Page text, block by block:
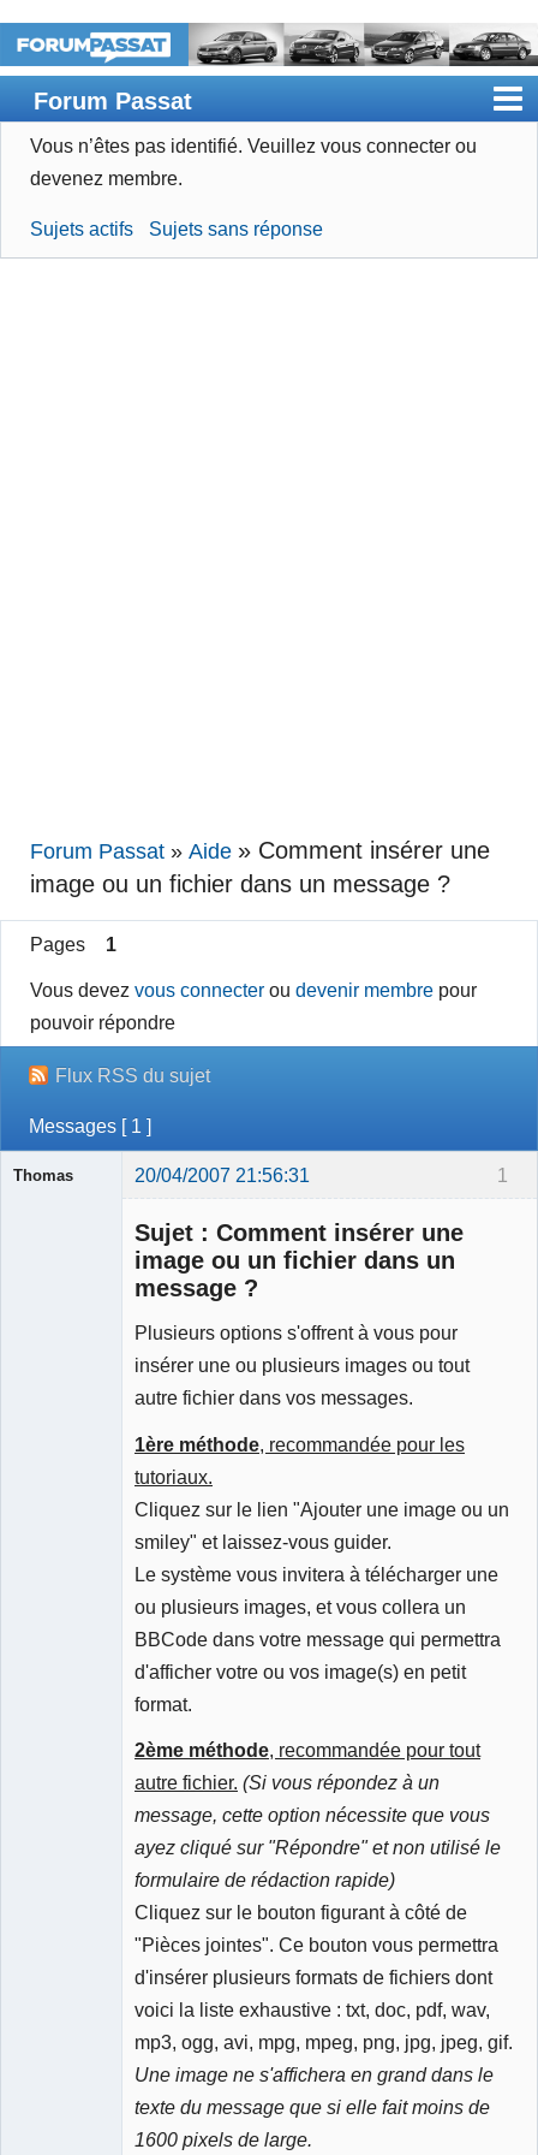
Forum Passat
Accueil
Devenir membre
Vous n’êtes pas identifié. Veuillez vous connecter ou
devenez membre.
Sujets actifs Sujets sans réponse
Forum Passat »Aide » Comment insérer une
image ou un fichier dans un message ?
Pages 1
Vous devezvous connecter oudevenir membre pour
pouvoir répondre
Flux RSS du sujet
Messages [ 1 ]
1
Thomas 20/04/2007 21:56:31
Sujet : Comment insérer une
image ou un fichier dans un
message ?
Plusieurs options s'offrent à vous pour
insérer une ou plusieurs images ou tout
autre fichier dans vos messages.
1ère méthode, recommandée pour les
tutoriaux.
Cliquez sur le lien "Ajouter une image ou un
smiley" et laissez-vous guider.
Le système vous invitera à télécharger une
ou plusieurs images, et vous collera un
BBCode dans votre message qui permettra
d'afficher votre ou vos image(s) en petit
format.
2ème méthode, recommandée pour tout
autre fichier. (Si vous répondez à un
message, cette option nécessite que vous
ayez cliqué sur "Répondre" et non utilisé le
formulaire de rédaction rapide)
Cliquez sur le bouton figurant à côté de
"Pièces jointes". Ce bouton vous permettra
d'insérer plusieurs formats de fichiers dont
voici la liste exhaustive : txt, doc, pdf, wav,
mp3, ogg, avi, mpg, mpeg, png, jpg, jpeg, gif.
Une image ne s'affichera en grand dans le
texte du message que si elle fait moins de
1600 pixels de large.